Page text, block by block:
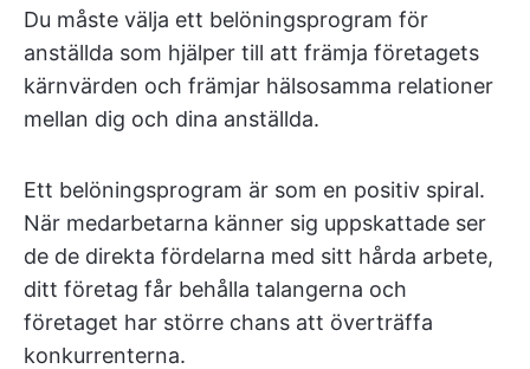
Du måste välja ett belöningsprogram för
anställda som hjälper till att främja företagets
kärnvärden och främjar hälsosamma relationer
mellan dig och dina anställda.
Ett belöningsprogram är som en positiv spiral.
När medarbetarna känner sig uppskattade ser
de de direkta fördelarna med sitt hårda arbete,
ditt företag får behålla talangerna och
företaget har större chans att överträffa
konkurrenterna.